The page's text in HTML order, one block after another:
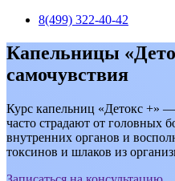
8(499) 322-40-42
Капельницы
самочувствия
Курс капельниц «Детокс +» —
часто страдают от головных
внутренних органов и
токсинов и шлаков из